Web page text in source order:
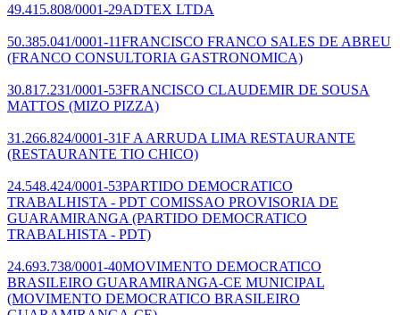
49.415.808/0001-29ADTEX LTDA
50.385.041/0001-11FRANCISCO FRANCO SALES DE ABREU
(FRANCO CONSULTORIA GASTRONOMICA)
30.817.231/0001-53FRANCISCO CLAUDEMIR DE SOUSA
MATTOS (MIZO PIZZA)
31.266.824/0001-31F A ARRUDA LIMA RESTAURANTE
(RESTAURANTE TIO CHICO)
24.548.424/0001-53PARTIDO DEMOCRATICO
TRABALHISTA - PDT COMISSAO PROVISORIA DE
GUARAMIRANGA (PARTIDO DEMOCRATICO
TRABALHISTA - PDT)
24.693.738/0001-40MOVIMENTO DEMOCRATICO
BRASILEIRO GUARAMIRANGA-CE MUNICIPAL
(MOVIMENTO DEMOCRATICO BRASILEIRO